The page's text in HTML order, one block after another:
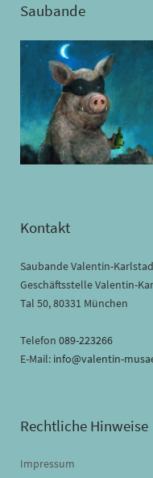
Saubande
Kontakt
Saubande Valentin-
Geschäftsstelle Valentin-
Tal 50, 80331 München
Telefon 089-223266
E-Mail: info@valentin-
Rechtliche Hinweise
Impressum